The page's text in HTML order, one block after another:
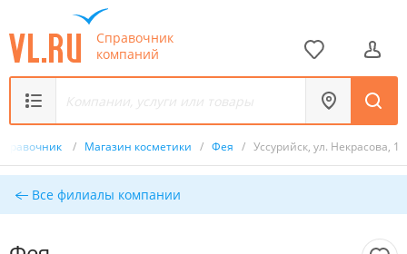
Справочник
компаний
/ Магазин косметики / Фея / Уссурийск, ул. Некрасова,
Все филиалы компании